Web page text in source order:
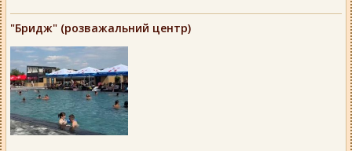
"Бридж" (розважальний центр)